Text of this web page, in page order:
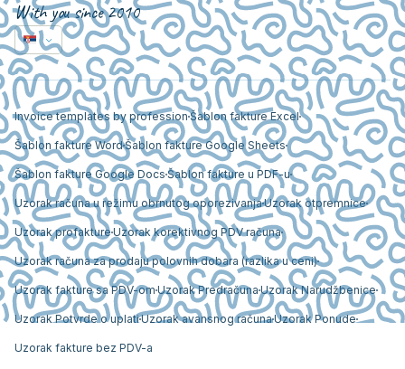
With you since 2010
Invoice templates by profession Šablon fakture Excel
Šablon fakture WordŠablon fakture Google Sheets
Šablon fakture Google Docs Šablon fakture u PDF-u
Uzorak računa u režimu obrnutog oporezivanjaUzorak otpremnice
Uzorak profakture Uzorak korektivnog PDV računa
Uzorak računa za prodaju polovnih dobara (razlika u ceni)
Uzorak fakture sa PDV-om Uzorak Predračuna Uzorak Narudžbenice
Uzorak Potvrde o uplatiUzorak avansnog računaUzorak Ponude
Uzorak fakture bez PDV-a